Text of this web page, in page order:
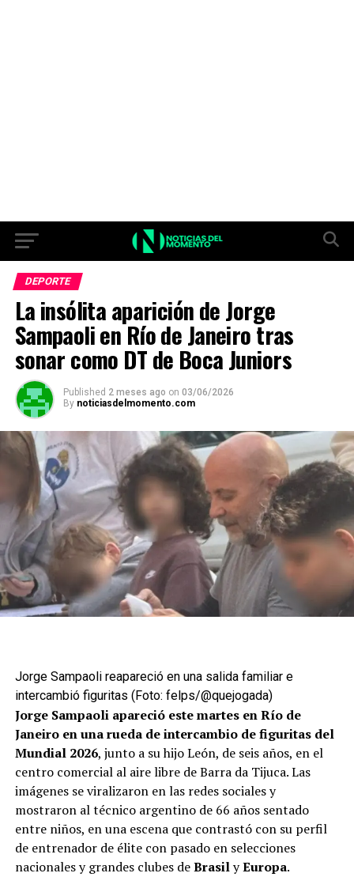
DEPORTE
La insólita aparición de Jorge
Sampaoli en Río de Janeiro tras
sonar como DT de Boca Juniors
Published 2 meses ago on 03/06/2026
By noticiasdelmomento.com
Jorge Sampaoli reapareció en una salida familiar e
intercambió figuritas (Foto: felps/@quejogada)
Jorge Sampaoli apareció este martes en Río de
Janeiro en una rueda de intercambio de figuritas del
Mundial 2026, junto a su hijo León, de seis años, en el
centro comercial al aire libre de Barra da Tijuca. Las
imágenes se viralizaron en las redes sociales y
mostraron al técnico argentino de 66 años sentado
entre niños, en una escena que contrastó con su perfil
de entrenador de élite con pasado en selecciones
nacionales y grandes clubes deBrasilyEuropa.